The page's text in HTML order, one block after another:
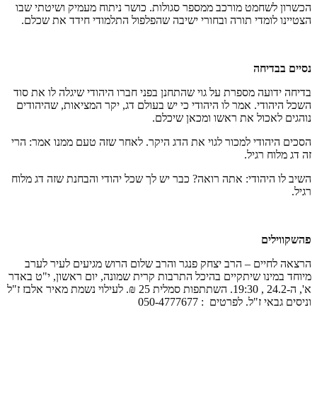
הכשרון לשחמט מורכב ממספר סגולות. כושר ניתוח מעמיק ושיטתי שבו
הצטיינו לומדי תורה ובחורי ישיבה שהפלפול התלמודי חידד את שכלם.
נסיים בבדיחה
בדיחה ידועה מספרת על גוי שהתחנן בפני חברו היהודי שיגלה לו את סוד
השכל היהודי. אמר לו היהודי כי יש בעולם דג, יקר המציאות, שהיהודים
נוהגים לאכול את ראשו ומכאן שיכלם.
הסכים היהודי למכור לגוי את הדג היקר. לאחר שזה טעם ממנו אמר: הרי
זה דג מלוח רגיל.
השיב לו היהודי: אתה רואה? כבר יש לך שכל יהודי והבחנת שזה דג מלוח
רגיל.
פהשקווילים
הרצאה לחיים – הרב יצחק פנגר והרב שלום הרוש מגיעים לעיר לערב
מיוחד במינו שיתקיים בהיכל התרבות קרית שמונה, יום ראשון, י"ט באדר
א', ה-24.2 , 19:30. השתתפות סמלית 25 ₪. לעילוי נשמת מאיר אלבז ז"ל
וניסים גבאי ז"ל. לפרטים : 050-4777677